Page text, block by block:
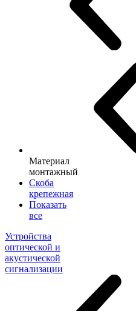
Материал
монтажный
Скоба
крепежная
Показать
все
Устройства
оптической и
акустической
сигнализации